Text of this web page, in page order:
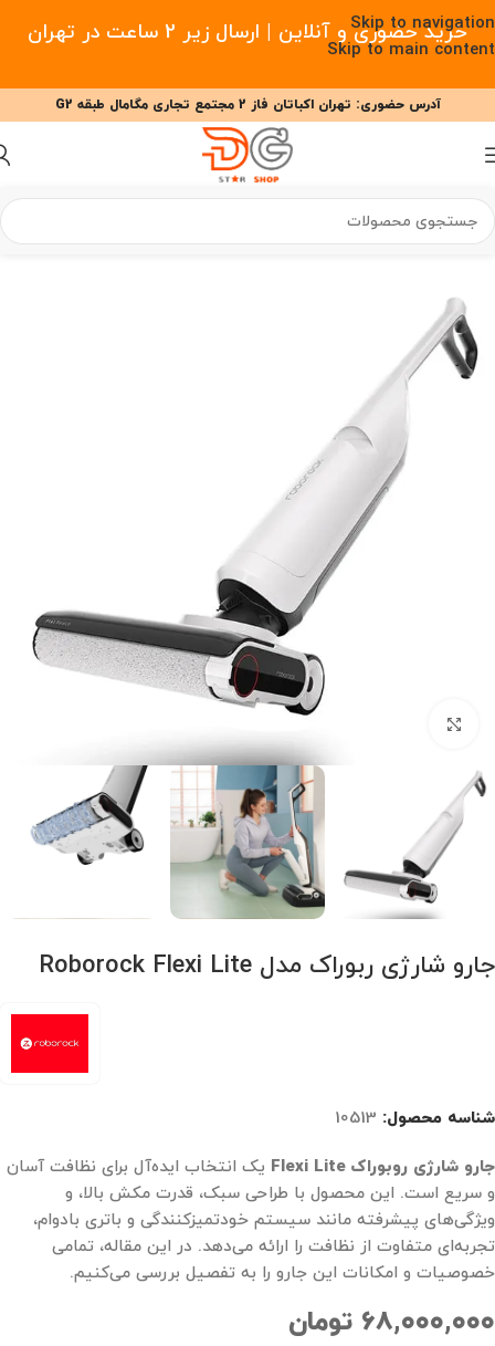
Skip to navigation
Skip to main content
خرید حضوری و آنلاین | ارسال زیر 2 ساعت در تهران
09377477910 - 09127708341 علیزاده
آدرس حضوری: تهران اکباتان فاز 2 مجتمع تجاری مگامال طبقه G2
خانه/خانه هوشمند/جارو شارژی/جارو شارژی ربوراک
جارو شارژی ربوراک مدل Roborock Flexi Lite
شناسه محصول: 10513
جارو شارژی روبوراک Flexi Lite
یک انتخاب ایده‌آل برای نظافت آسان
و سریع است. این محصول با طراحی سبک، قدرت مکش بالا، و
ویژگی‌های پیشرفته مانند سیستم خودتمیزکنندگی و باتری بادوام،
تجربه‌ای متفاوت از نظافت را ارائه می‌دهد. در این مقاله، تمامی
خصوصیات و امکانات این جارو را به تفصیل بررسی می‌کنیم.
۶۸,۰۰۰,۰۰۰ تومان